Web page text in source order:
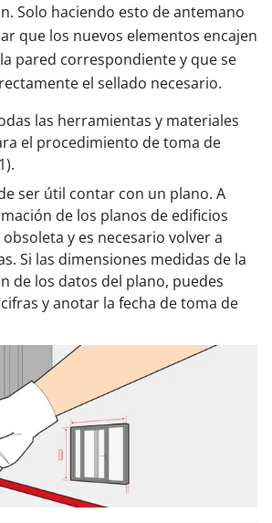
Solo haciendo esto de antemano
que los nuevos elementos encajen
pared correspondiente y que se
el sellado necesario.
las herramientas y materiales
el procedimiento de toma de
ser útil contar con un plano. A
de los planos de edificios
y es necesario volver a
Si las dimensiones medidas de la
de los datos del plano, puedes
y anotar la fecha de toma de